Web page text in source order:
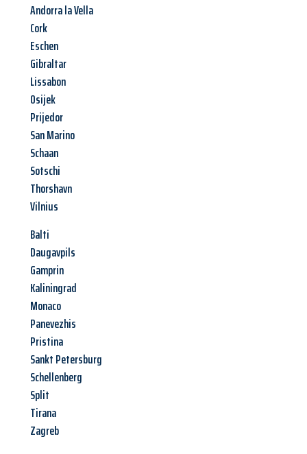
Andorra la Vella
Cork
Eschen
Gibraltar
Lissabon
Osijek
Prijedor
San Marino
Schaan
Sotschi
Thorshavn
Vilnius
Balti
Daugavpils
Gamprin
Kaliningrad
Monaco
Panevezhis
Pristina
Sankt Petersburg
Schellenberg
Split
Tirana
Zagreb